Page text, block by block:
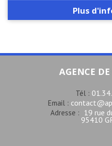
Plus
AGENCE
Tél :
Email :
Adresse : 19 rue
95410